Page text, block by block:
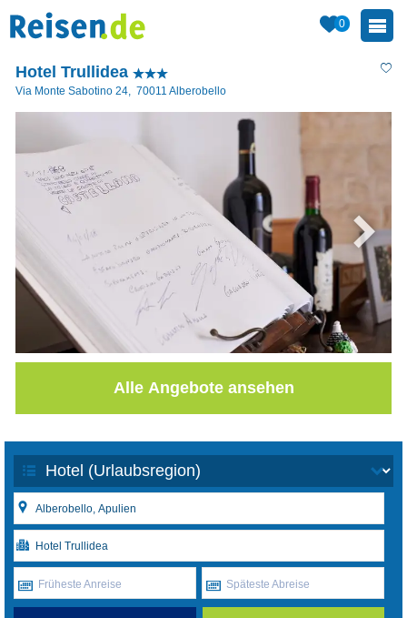
0
Hotel Trullidea
Via Monte Sabotino 24, 70011 Alberobello
Alle Angebote ansehen
Früheste Anreise Späteste Abreise